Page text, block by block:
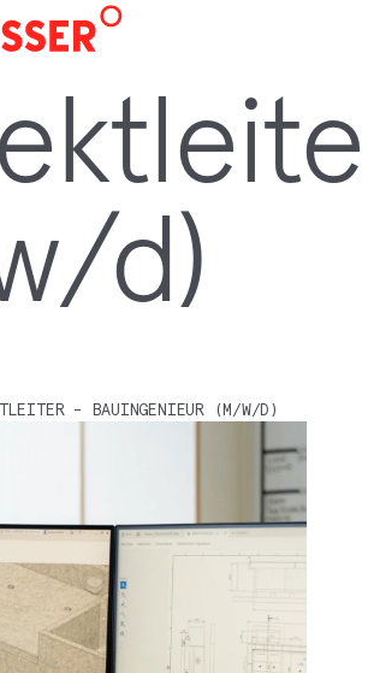
d)
– BAUINGENIEUR (M/W/D)